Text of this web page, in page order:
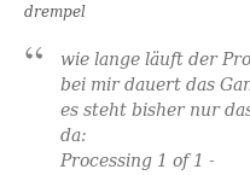
drempel
wie lange läuft der
bei mir dauert das
es steht bisher nur
da:
Processing 1 of 1 -